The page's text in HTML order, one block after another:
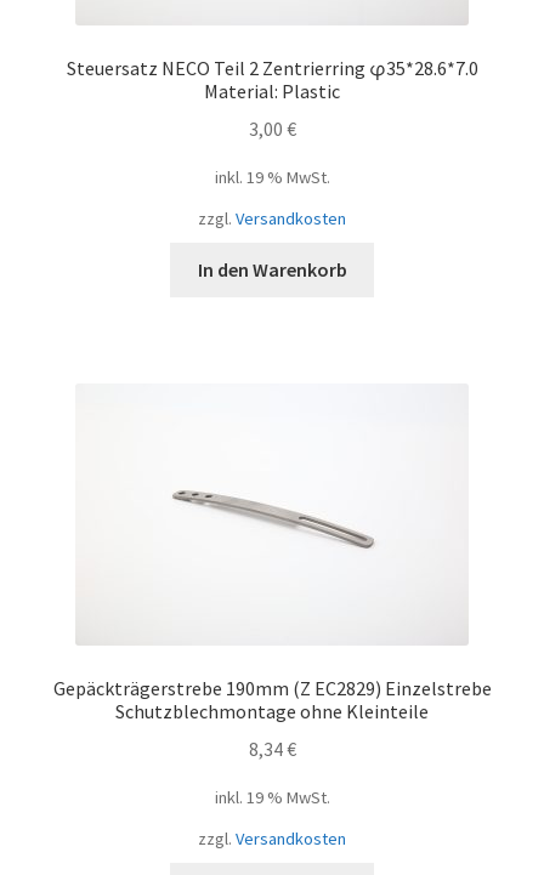
Steuersatz NECO Teil 2 Zentrierring φ35*28.6*7.0
Material: Plastic
3,00 €
inkl. 19 % MwSt.
zzgl. Versandkosten
In den Warenkorb
Gepäckträgerstrebe 190mm (Z EC2829) Einzelstrebe
Schutzblechmontage ohne Kleinteile
8,34€
inkl. 19 % MwSt.
zzgl. Versandkosten